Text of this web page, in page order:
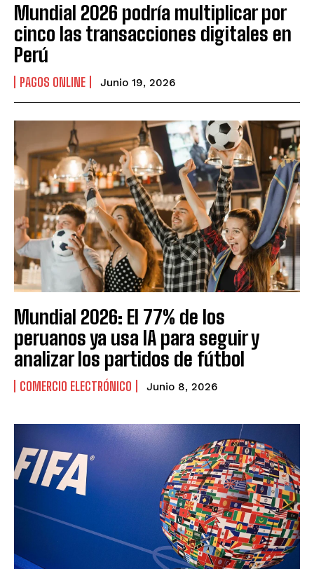
Mundial 2026 podría multiplicar por
cinco las transacciones digitales en
Perú
PAGOS ONLINE Junio 19, 2026
Mundial 2026: El 77% de los
peruanos ya usa IA para seguir y
analizar los partidos de fútbol
COMERCIO ELECTRÓNICO Junio 8, 2026